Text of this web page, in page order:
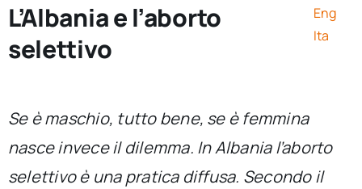
Ricerca e divulgazione
Sezioni
L’Albania e l’aborto
selettivo
Eng
Ita
Se è maschio, tutto bene, se è femmina
nasce invece il dilemma. In Albania l’aborto
selettivo è una pratica diffusa. Secondo il